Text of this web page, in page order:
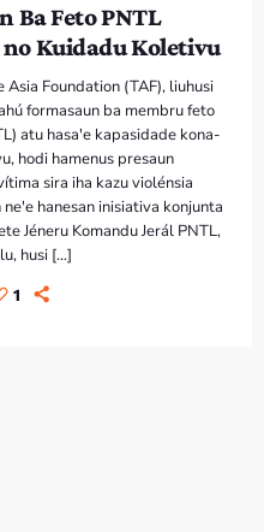
Ba Feto PNTL
Kuidadu Koletivu
Foundation (TAF), liuhusi
formasaun ba membru feto
atu hasa'e kapasidade kona-
hodi hamenus presaun
sira iha kazu violénsia
hanesan inisiativa konjunta
Jéneru Komandu Jerál PNTL,
husi […]
1